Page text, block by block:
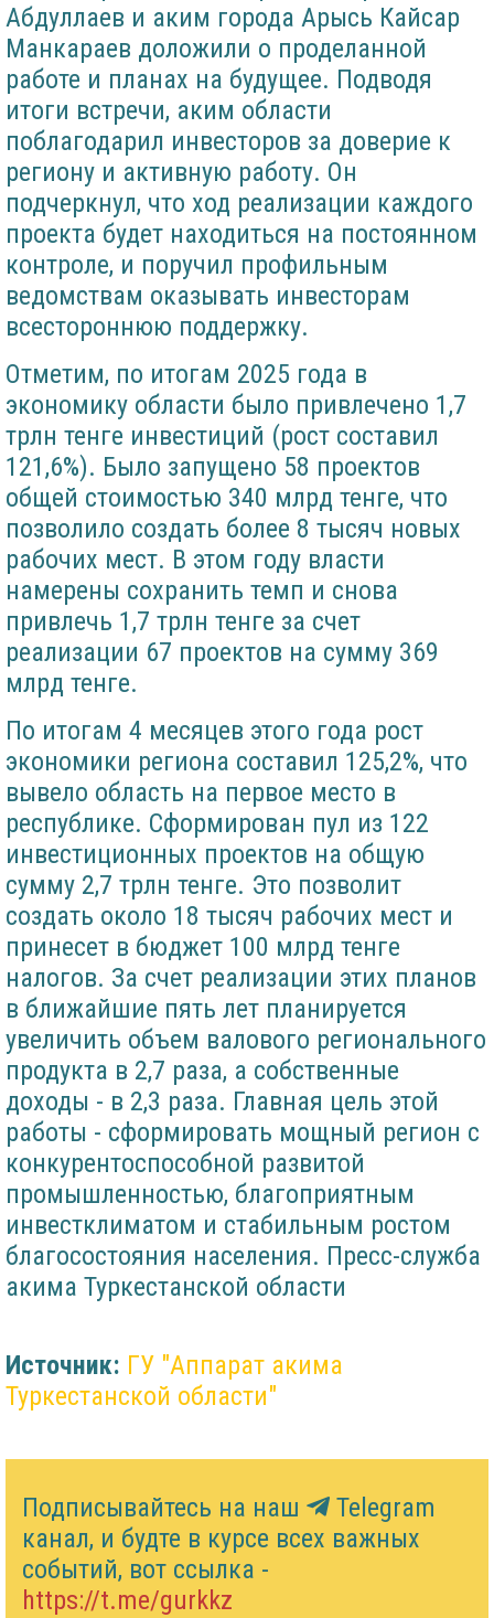
Абдуллаев и аким города Арысь Кайсар
Манкараев доложили о проделанной
работе и планах на будущее. Подводя
итоги встречи, аким области
поблагодарил инвесторов за доверие к
региону и активную работу. Он
подчеркнул, что ход реализации каждого
проекта будет находиться на постоянном
контроле, и поручил профильным
ведомствам оказывать инвесторам
всестороннюю поддержку.
Отметим, по итогам 2025 года в
экономику области было привлечено 1,7
трлн тенге инвестиций (рост составил
121,6%). Было запущено 58 проектов
общей стоимостью 340 млрд тенге, что
позволило создать более 8 тысяч новых
рабочих мест. В этом году власти
намерены сохранить темп и снова
привлечь 1,7 трлн тенге за счет
реализации 67 проектов на сумму 369
млрд тенге.
По итогам 4 месяцев этого года рост
экономики региона составил 125,2%, что
вывело область на первое место в
республике. Сформирован пул из 122
инвестиционных проектов на общую
сумму 2,7 трлн тенге. Это позволит
создать около 18 тысяч рабочих мест и
принесет в бюджет 100 млрд тенге
налогов. За счет реализации этих планов
в ближайшие пять лет планируется
увеличить объем валового регионального
продукта в 2,7 раза, а собственные
доходы - в 2,3 раза. Главная цель этой
работы - сформировать мощный регион с
конкурентоспособной развитой
промышленностью, благоприятным
инвестклиматом и стабильным ростом
благосостояния населения. Пресс-служба
акима Туркестанской области
Источник: ГУ "Аппарат акима
Туркестанской области"
Подписывайтесь на наш
Telegram
канал, и будте в курсе всех важных
событий, вот ссылка -
https://t.me/gurkkz